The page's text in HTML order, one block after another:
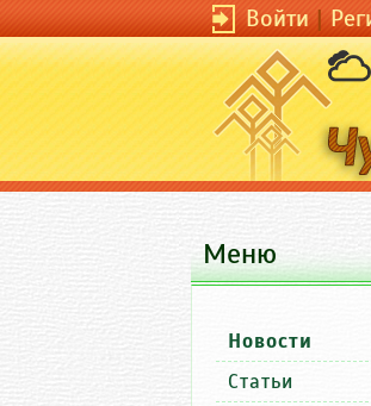
Войти|
Меню
Новости
Статьи